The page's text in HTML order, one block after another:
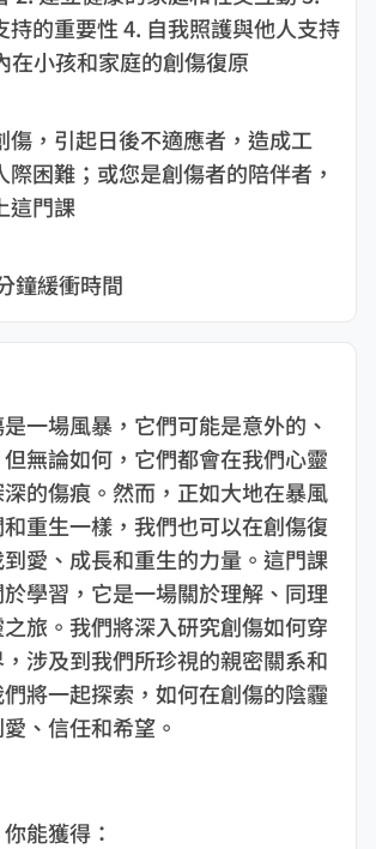
持的重要性 4. 自我照護與他人支持
小孩和家庭的創傷復原
傷，引起日後不適應者，造成工
際困難；或您是創傷者的陪伴者，
這門課
鐘緩衝時間
一場風暴，它們可能是意外的、
無論如何，它們都會在我們心靈
的傷痕。然而，正如大地在暴風
重生一樣，我們也可以在創傷復
愛、成長和重生的力量。這門課
學習，它是一場關於理解、同理
旅。我們將深入研究創傷如何穿
涉及到我們所珍視的親密關系和
將一起探索，如何在創傷的陰霾
、信任和希望。
能獲得：